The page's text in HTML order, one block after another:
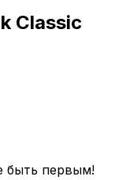
Classic
быть первым!